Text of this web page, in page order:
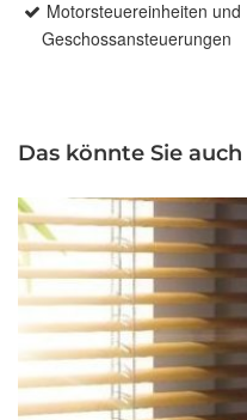
Motorsteuereinheiten und
Geschossansteuerungen
Das könnte Sie